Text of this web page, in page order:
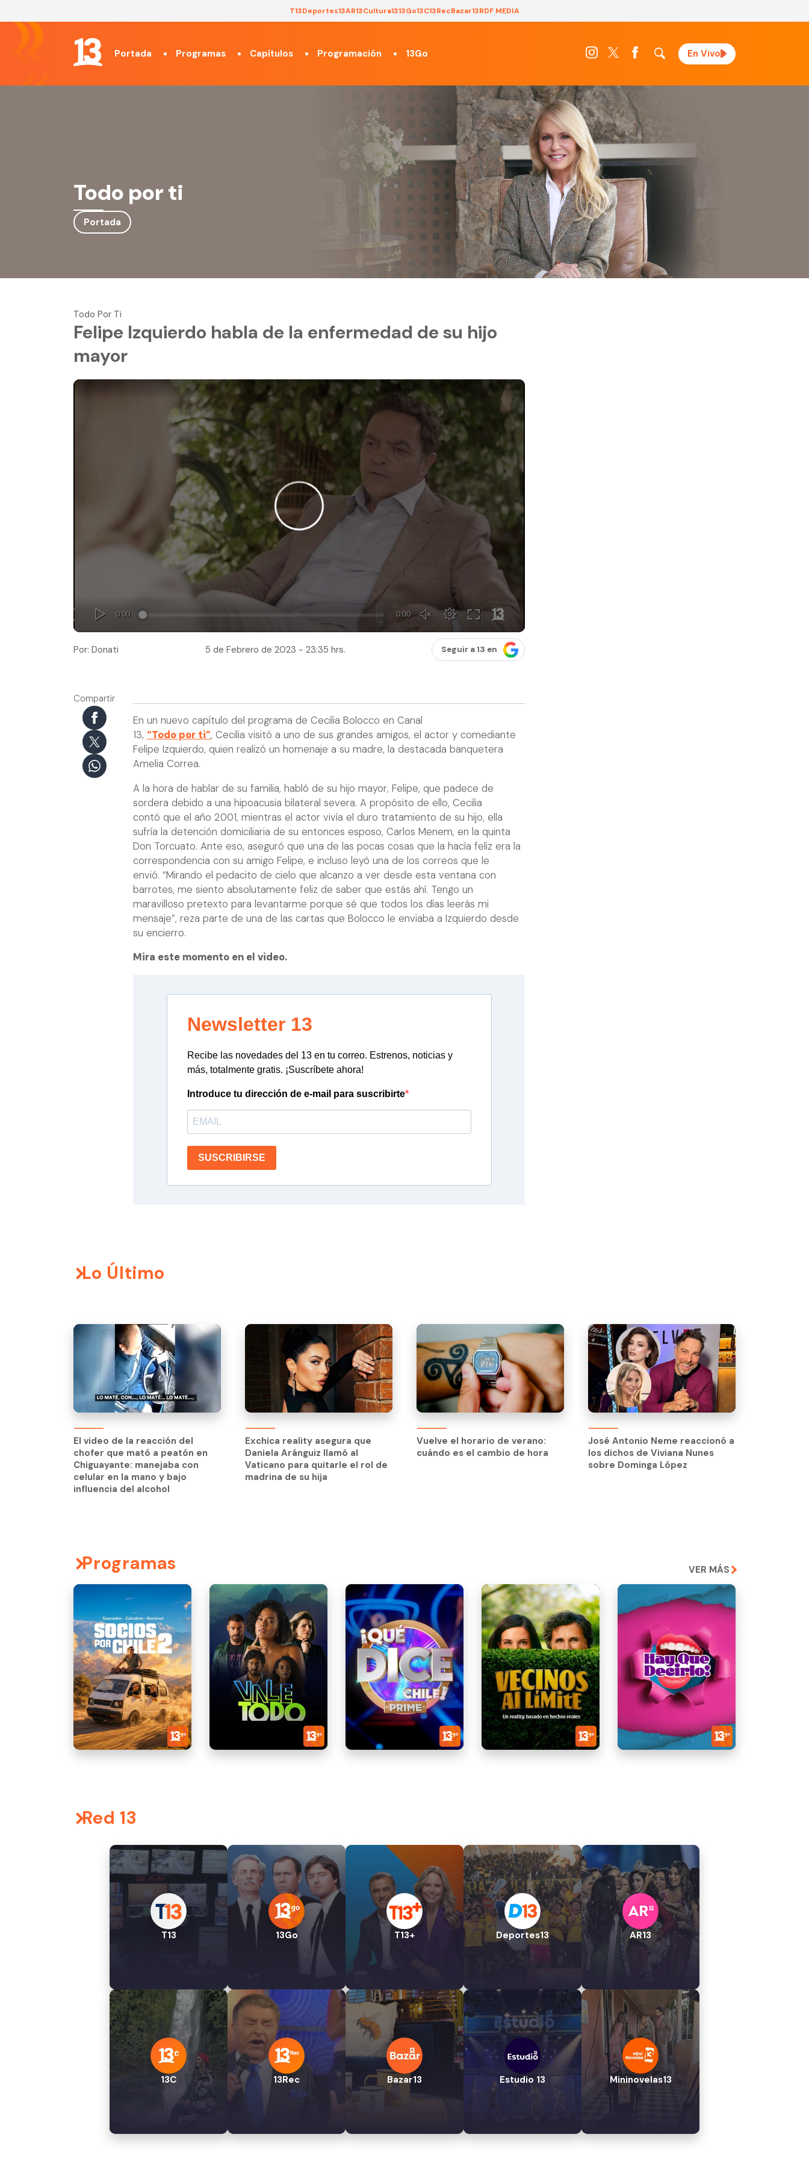
T13Deportes13AR13Cultura1313Go13C13RecBazar13RDF MEDIA
Portada Programas Capítulos Programación 13Go En Vivo
Todo por ti
Portada
Todo Por Ti
Felipe Izquierdo habla de la enfermedad de su hijo
mayor
Por: Donati 5 de Febrero de 2023 - 23:35 hrs. Seguir a 13 en
Compartir
En un nuevo capítulo del programa de Cecilia Bolocco en Canal
13, “Todo por ti”, Cecilia visitó a uno de sus grandes amigos, el actor y comediante
Felipe Izquierdo, quien realizó un homenaje a su madre, la destacada banquetera
Amelia Correa.
A la hora de hablar de su familia, habló de su hijo mayor, Felipe, que padece de
sordera debido a una hipoacusia bilateral severa. A propósito de ello, Cecilia
contó que el año 2001, mientras el actor vivía el duro tratamiento de su hijo, ella
sufría la detención domiciliaria de su entonces esposo, Carlos Menem, en la quinta
Don Torcuato. Ante eso, aseguró que una de las pocas cosas que la hacía feliz era la
correspondencia con su amigo Felipe, e incluso leyó una de los correos que le
envió. “Mirando el pedacito de cielo que alcanzo a ver desde esta ventana con
barrotes, me siento absolutamente feliz de saber que estás ahí. Tengo un
maravilloso pretexto para levantarme porque sé que todos los días leerás mi
mensaje”, reza parte de una de las cartas que Bolocco le enviaba a Izquierdo desde
su encierro.
Mira este momento en el video.
Newsletter 13
Recibe las novedades del 13 en tu correo. Estrenos, noticias y
más, totalmente gratis. ¡Suscríbete ahora!
Introduce tu dirección de e-mail para suscribirte
SUSCRIBIRSE
Lo Último
chofer que mató a peatón en
Chiguayante: manejaba con
celular en la mano y bajo
influencia del alcohol
El video de la reacción del
chofer que mató a peatón en
Chiguayante: manejaba con
celular en la mano y bajo
influencia del alcohol
Exchica reality asegura que
Daniela Aránguiz llamó al
Vaticano para quitarle el rol de
madrina de su hija
Vuelve el horario de verano:
cuándo es el cambio de hora
José Antonio Neme reaccionó a
los dichos de Viviana Nunes
sobre Dominga López
Programas VER MÁS
Red 13
T13 13Go T13+ Deportes13 AR13
13C 13Rec Bazar13 Estudio 13 Mininovelas13